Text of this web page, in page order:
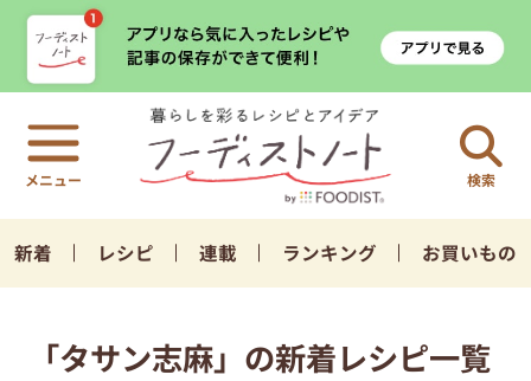
検索
新着 レシピ 連載 ランキング お買いもの
「タサン志麻」の新着レシピ一覧